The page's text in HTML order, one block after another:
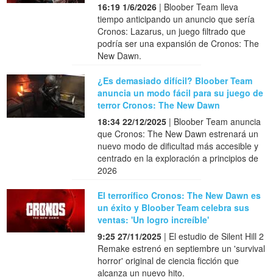
16:19 1/6/2026 | Bloober Team lleva
tiempo anticipando un anuncio que sería
Cronos: Lazarus, un juego filtrado que
podría ser una expansión de Cronos: The
New Dawn.
¿Es demasiado difícil? Bloober Team
anuncia un modo fácil para su juego de
terror Cronos: The New Dawn
18:34 22/12/2025 | Bloober Team anuncia
que Cronos: The New Dawn estrenará un
nuevo modo de dificultad más accesible y
centrado en la exploración a principios de
2026
El terrorífico Cronos: The New Dawn es
un éxito y Bloober Team celebra sus
ventas: 'Un logro increíble'
9:25 27/11/2025 | El estudio de Silent Hill 2
Remake estrenó en septiembre un 'survival
horror' original de ciencia ficción que
alcanza un nuevo hito.